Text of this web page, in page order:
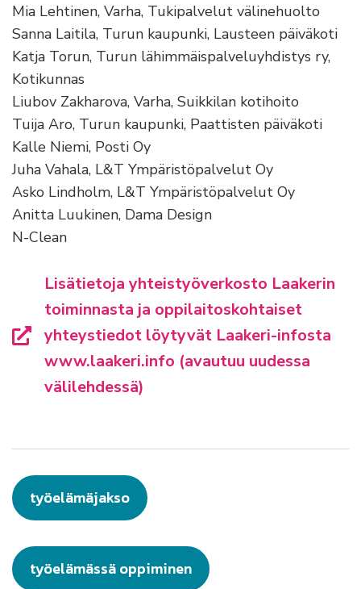
Mia Lehtinen, Varha, Tukipalvelut välinehuolto
Sanna Laitila, Turun kaupunki, Lausteen päiväkoti
Katja Torun, Turun lähimmäispalveluyhdistys ry,
Kotikunnas
Liubov Zakharova, Varha, Suikkilan kotihoito
Tuija Aro, Turun kaupunki, Paattisten päiväkoti
Kalle Niemi, Posti Oy
Juha Vahala, L&T Ympäristöpalvelut Oy
Asko Lindholm, L&T Ympäristöpalvelut Oy
Anitta Luukinen, Dama Design
N-Clean
Lisätietoja yhteistyöverkosto Laakerin
toiminnasta ja oppilaitoskohtaiset
yhteystiedot löytyvät Laakeri-infosta
www.laakeri.info (avautuu uudessa
välilehdessä)
työelämäjakso
työelämässä oppiminen